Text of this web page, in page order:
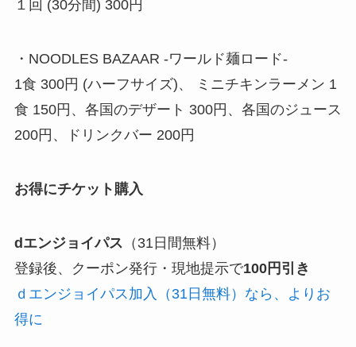
１回 (30分間) 300円
・NOODLES BAZAAR -ワールド麺ロード-
1食 300円 (ハーフサイズ)、 ミニチキンラーメン 1
食 150円、各国のデザート 300円、各国のジュース
200円、ドリンクバー 200円
お得にチケット購入
dエンジョイパス （31日間無料）
登録後、クーポン発行・現地提示で100円引き
ｄエンジョイパス加入（31日無料）なら、よりお
得に